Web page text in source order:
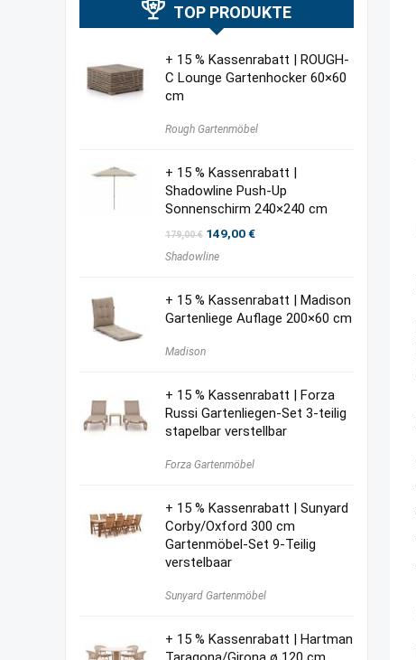
TOP PRODUKTE
+ 15 % Kassenrabatt | ROUGH-
C Lounge Gartenhocker 60×60
cm
Rough Gartenmöbel
+ 15 % Kassenrabatt |
Shadowline Push-Up
Sonnenschirm 240×240 cm
179,00€ Ursprünglicher
war:
149,00€Aktueller
Shadowline
+ 15 % Kassenrabatt | Madison
Gartenliege Auflage 200×60 cm
Madison
+ 15 % Kassenrabatt | Forza
Russi Gartenliegen-Set 3-teilig
stapelbar verstellbar
Forza Gartenmöbel
+ 15 % Kassenrabatt | Sunyard
Corby/Oxford 300 cm
Gartenmöbel-Set 9-Teilig
verstelbaar
Sunyard Gartenmöbel
+ 15 % Kassenrabatt | Hartman